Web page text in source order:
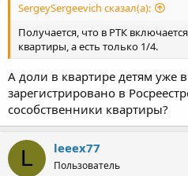
SergeySergeevich сказал(а):
Получается, что в РТК
квартиры, а есть только 1/4.
А доли в квартире детям уже
зарегистрировано в
сособственники квартиры?
L leeex77
Пользователь